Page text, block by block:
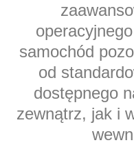
samochód
od
dostępnego
zewnątrz, jak i